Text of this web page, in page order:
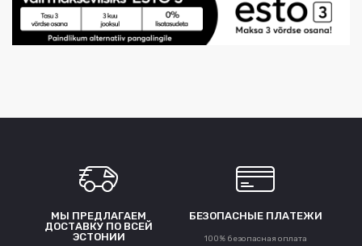
МЫ ПРЕДЛАГАЕМ
ДОСТАВКУ ПО ВСЕЙ
ЭСТОНИИ
БЕЗОПАСНЫЕ ПЛАТЕЖИ
100% безопасная оплата